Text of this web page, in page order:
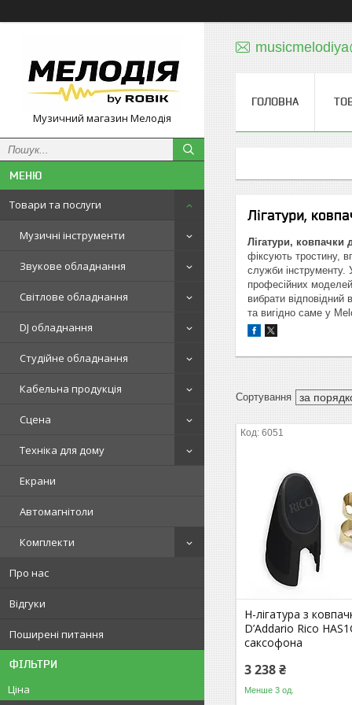
Музичний магазин Мелодія
Товари та послуги
Музичні інструменти
Звукове обладнання
Світлове обладнання
DJ обладнання
Студійне обладнання
Кабельна продукція
Сцена
Техніка для дому
Екрани
Автомагнітоли
Комплекти
Про нас
Відгуки
Поширені питання
ФІЛЬТРИ
Ціна
ГОЛОВНА
Лігатури,
Лігатури, ковпачки
фіксують тростину,
служби
професійних
вибрати відповідний
та вигідно саме у
6051
H-лігатура з
D’Addario Rico
саксофона
3 238 ₴
Менше 3 од.